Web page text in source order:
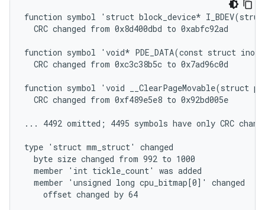
function symbol 'struct block_device*
  CRC changed from 0x8d400dbd to 0xabfc92ad
function symbol 'void* PDE_DATA(const struct
  CRC changed from 0xc3c38b5c to 0x7ad96c0d
function symbol 'void __ClearPageMovable(struct
  CRC changed from 0xf489e5e8 to 0x92bd005e
... 4492 omitted; 4495 symbols have only CRC
type 'struct mm_struct' changed
  byte size changed from 992 to 1000
  member 'int tickle_count' was added
  member 'unsigned long cpu_bitmap[0]' changed